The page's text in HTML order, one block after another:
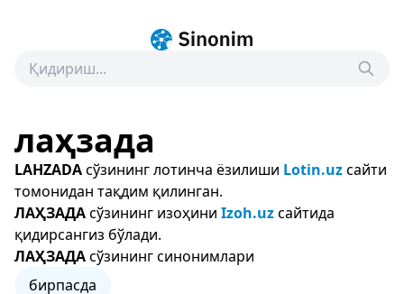
лаҳзада
LAHZADAсўзининг лотинча ёзилиши Lotin.uzсайти
томонидан тақдим қилинган.
ЛАҲЗАДАсўзининг изоҳини Izoh.uzсайтида
қидирсангиз бўлади.
ЛАҲЗАДАсўзининг синонимлари
бирпасда